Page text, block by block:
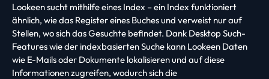
Lookeen sucht mithilfe eines Index – ein Index funktioniert
ähnlich, wie das Register eines Buches und verweist nur auf
Stellen, wo sich das Gesuchte befindet. Dank Desktop Such-
Features wie der indexbasierten Suche kann Lookeen Daten
wie E-Mails oder Dokumente lokalisieren und auf diese
Informationen zugreifen, wodurch sich die